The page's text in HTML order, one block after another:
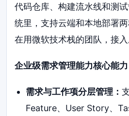
代码仓库、构建流水线和测
统里，支持云端和本地部署
在用微软技术栈的团队，接入
企业级需求管理能力核心能力
需求与工作项分层管理：
Feature、User Story、